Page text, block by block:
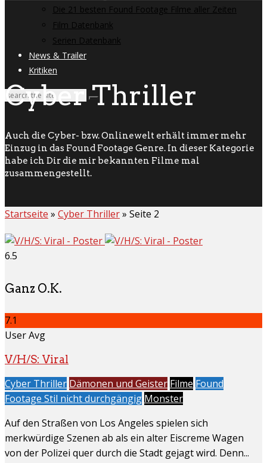
Die 21 besten Found Footage Filme aller Zeiten
Film Datenbank
Serien Datenbank
News & Trailer
Kritiken
Cyber Thriller
Auch die Cyber- bzw. Onlinewelt erhält immer mehr
Einzug in das Found Footage Genre. In dieser Kategorie
habe ich Dir die mir bekannten Filme mal
zusammengestellt.
Startseite » Cyber Thriller» Seite 2
6.5
Ganz O.K.
7.1
User Avg
V/H/S: Viral
Cyber Thriller Dämonen und Geister Filme Found
Footage Stil nicht durchgängig Monster
Auf den Straßen von Los Angeles spielen sich
merkwürdige Szenen ab als ein alter Eiscreme Wagen
von der Polizei quer durch die Stadt gejagt wird. Denn...